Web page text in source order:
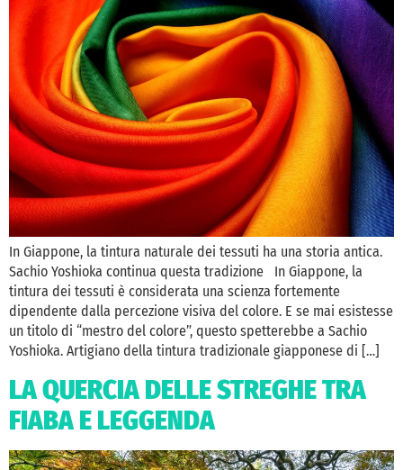
In Giappone, la tintura naturale dei tessuti ha una storia antica.
Sachio Yoshioka continua questa tradizione In Giappone, la
tintura dei tessuti è considerata una scienza fortemente
dipendente dalla percezione visiva del colore. E se mai esistesse
un titolo di “mestro del colore”, questo spetterebbe a Sachio
Yoshioka. Artigiano della tintura tradizionale giapponese di […]
LA QUERCIA DELLE STREGHE TRA
FIABA E LEGGENDA